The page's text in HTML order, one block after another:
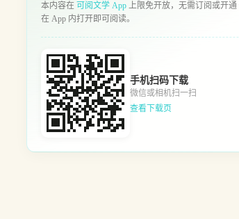
本内容在 可阅文学 App 上限免开放，无需订阅或开
在 App 内打开即可阅读。
手机扫码下载
微信或相机扫一扫
查看下载页